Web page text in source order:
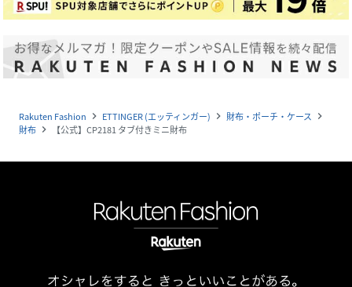
Rakuten Fashion navigate_next ETTINGER (エッティンガー) navigate_next 財布・ポーチ・ケース navigate_next
財布 navigate_next 【公式】CP2181 タブ付きミニ財布